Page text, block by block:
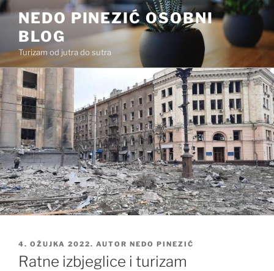
Preskoči
sadržaj
NEDO PINEZIĆ OSOBNI
BLOG
Turizam od jutra do sutra
OBJAVLJENO
4. OŽUJKA 2022. AUTOR NEDO PINEZIĆ
Ratne izbjeglice i turizam